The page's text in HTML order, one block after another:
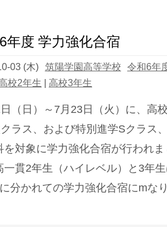
年度 学力強化合宿
03 (木) 筑陽学園高等学校
令和6年
校2年生 高校3年生
（日）～7月23日（火）に、高
ラス、および特別進学Sクラス
を対象に学力強化合宿が行われ
一貫2年生（ハイレベル）と3年
分かれての学力強化合宿にmな